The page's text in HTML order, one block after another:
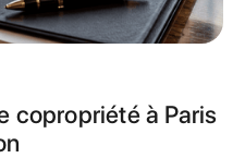
copropriété à Paris